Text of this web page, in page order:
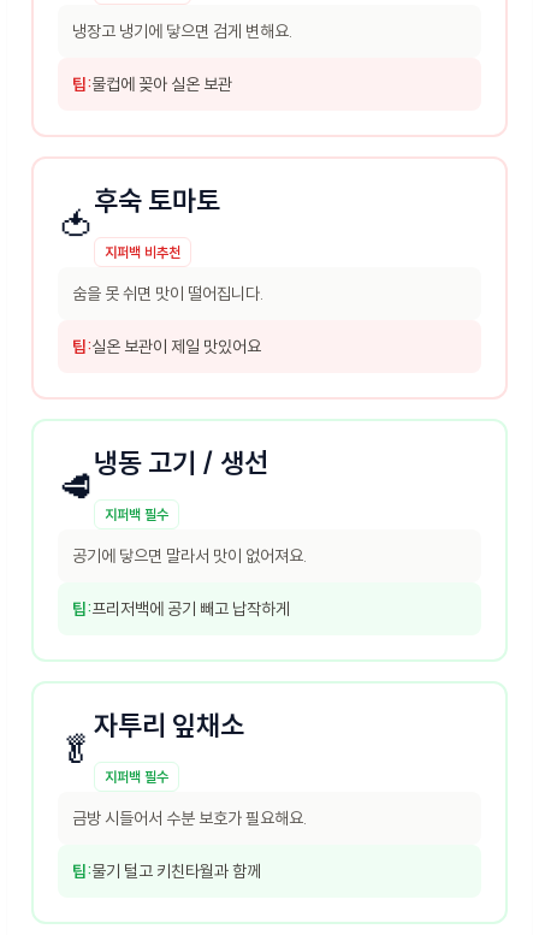
냉장고 냉기에 닿으면 검게 변해요.
팁:물컵에 꽂아 실온 보관
🍅
후숙 토마토
지퍼백 비추천
숨을 못 쉬면 맛이 떨어집니다.
팁:실온 보관이 제일 맛있어요
🥩
냉동 고기 / 생선
지퍼백 필수
공기에 닿으면 말라서 맛이 없어져요.
팁:프리저백에 공기 빼고 납작하게
🥬
자투리 잎채소
지퍼백 필수
금방 시들어서 수분 보호가 필요해요.
팁:물기 털고 키친타월과 함께